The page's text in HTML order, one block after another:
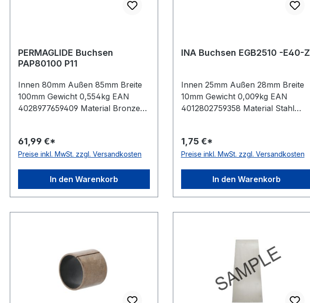
PERMAGLIDE Buchsen
PAP80100 P11
Innen 80mm Außen 85mm Breite
100mm Gewicht 0,554kg EAN
4028977659409 Material Bronze
Anwendungen Temperaturbereich
-200 bis +280 °C
61,99 €*
Preise inkl. MwSt. zzgl. Versandkosten
In den Warenkorb
INA Buchsen EGB2510 -E40-Z
Innen 25mm Außen 28mm Breite
10mm Gewicht 0,009kg EAN
4012802759358 Material Stahl
wartungsfrei, für trockenlaufende
Anwendungen
1,75 €*
Preise inkl. MwSt. zzgl. Versandkosten
In den Warenkorb